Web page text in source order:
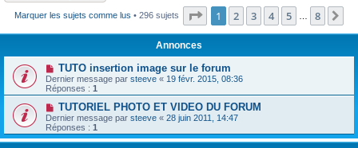
Marquer les sujets comme lus • 296 sujets Page 1sur8
1 2 3 4 5 8
Annonces
TUTO insertion image sur le forum
Dernier message par steeve « 19 févr. 2015, 08:36
Réponses : 1
TUTORIEL PHOTO ET VIDEO DU FORUM
Dernier message par steeve « 28 juin 2011, 14:47
Réponses : 1